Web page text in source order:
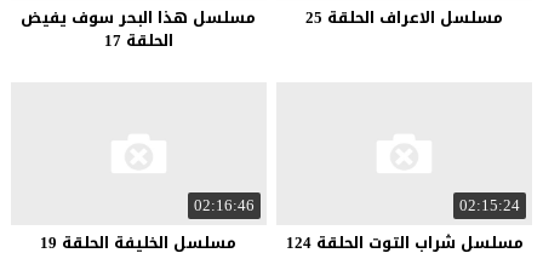
مسلسل الاعراف الحلقة 25
مسلسل هذا البحر سوف يفيض
الحلقة 17
02:15:24
مسلسل شراب التوت الحلقة 124
02:16:46
مسلسل الخليفة الحلقة 19